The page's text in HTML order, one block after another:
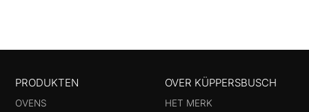
PRODUKTEN
OVENS
OVER KÜPPERSBUSCH
HET MERK